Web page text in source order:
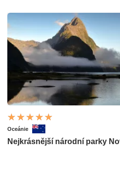
Oceánie
Nejkrásnější národní parky